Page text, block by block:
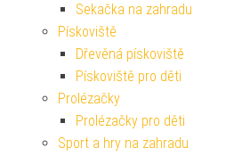
Sekačka na zahradu
Pískoviště
Dřevěná pískoviště
Pískoviště pro děti
Prolézačky
Prolézačky pro děti
Sport a hry na zahradu